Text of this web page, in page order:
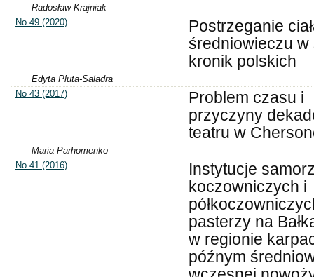
Radosław Krajniak
No 49 (2020)
Postrzeganie
średniowieczu w
kronik polskich
Edyta Pluta-Saladra
No 43 (2017)
Problem czasu i
przyczyny
teatru w
Maria Parhomenko
No 41 (2016)
Instytucje
koczowniczych i
pasterzy na
w regionie
późnym